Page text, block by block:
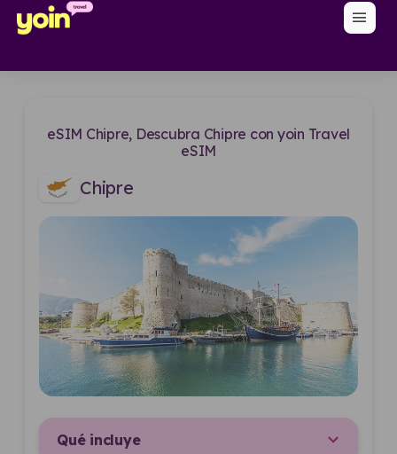
menu
eSIM Chipre, Descubra Chipre con yoin Travel
eSIM
Chipre
Qué incluye